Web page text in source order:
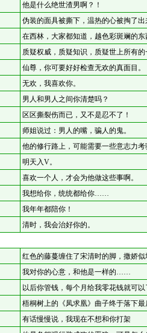
他是什么绝世渣男啊？！
伪装的面具被撕下，温热的心被掏了出
在西林，大家都知道，越色彩斑斓的东
质疑权威，质疑知识，质疑世上所有的
仙尊，你可要好好检查无欢的真面目。
无欢，我喜欢你。
男人和男人之间你清楚吗？
区区撕裂伤而已，又不是忍不了！
师姐说过：男人的嘴，骗人的鬼。
他的修行路上，可能需要一些意志力考
明天入V。
喜欢一个人，才会为他做这些事啊。
我想给你，统统都给你……
我年年都陪你！
清时，我会治好你的。
红色的藤蔓缠住了宋清时的脚，撒娇
我对你的心意，和他是一样的……
以后你管钱，每个月给我零花钱就可以
梧桐树上的《凤求凰》曲子终于落下
有话慢慢说，我现在不想和你打架